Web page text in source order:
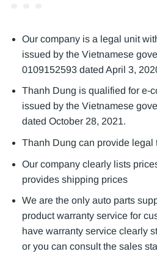
Our company is a legal unit
issued by the Vietnamese
0109152593 dated April 3,
Thanh Dung is qualified for e-
issued by the Vietnamese
dated October 28, 2021.
Thanh Dung can provide legal
Our company clearly lists
provides shipping prices
We are the only auto parts
product warranty service for
have warranty service clearly
or you can consult the sales